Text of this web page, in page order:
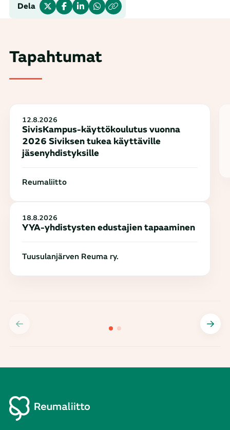
Dela
Tapahtumat
12.8.2026
SivisKampus-käyttökoulutus vuonna
2026 Siviksen tukea käyttäville
jäsenyhdistyksille
Reumaliitto
18.8.2026
YYA-yhdistysten edustajien tapaaminen
Tuusulanjärven Reuma ry.